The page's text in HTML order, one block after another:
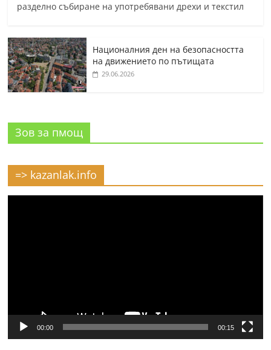
разделно събиране на употребявани дрехи и текстил
Националния ден на безопасността
на движението по пътищата
29.06.2026
Зов за пмощ
=> kazanlak.info
00:00 00:15